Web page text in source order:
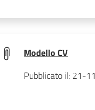
Modello CV
Pubblicato il: 21-